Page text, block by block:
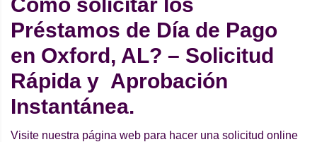
Cómo solicitar los
Préstamos de Día de Pago
en Oxford, AL? – Solicitud
Rápida y Aprobación
Instantánea.
Visite nuestra página web para hacer una solicitud online